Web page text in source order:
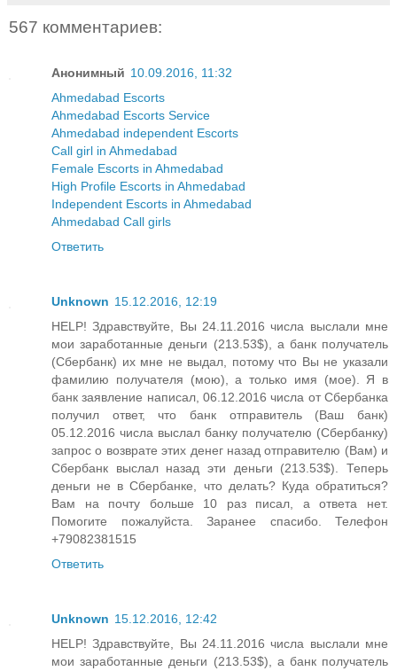
567 комментариев:
Анонимный 10.09.2016, 11:32
Ahmedabad Escorts
Ahmedabad Escorts Service
Ahmedabad independent Escorts
Call girl in Ahmedabad
Female Escorts in Ahmedabad
High Profile Escorts in Ahmedabad
Independent Escorts in Ahmedabad
Ahmedabad Call girls
Ответить
Unknown 15.12.2016, 12:19
HELP! Здравствуйте, Вы 24.11.2016 числа выслали мне
мои заработанные деньги (213.53$), а банк получатель
(Сбербанк) их мне не выдал, потому что Вы не указали
фамилию получателя (мою), а только имя (мое). Я в
банк заявление написал, 06.12.2016 числа от Сбербанка
получил ответ, что банк отправитель (Ваш банк)
05.12.2016 числа выслал банку получателю (Сбербанку)
запрос о возврате этих денег назад отправителю (Вам) и
Сбербанк выслал назад эти деньги (213.53$). Теперь
деньги не в Сбербанке, что делать? Куда обратиться?
Вам на почту больше 10 раз писал, а ответа нет.
Помогите пожалуйста. Заранее спасибо. Телефон
+79082381515
Ответить
Unknown 15.12.2016, 12:42
HELP! Здравствуйте, Вы 24.11.2016 числа выслали мне
мои заработанные деньги (213.53$), а банк получатель